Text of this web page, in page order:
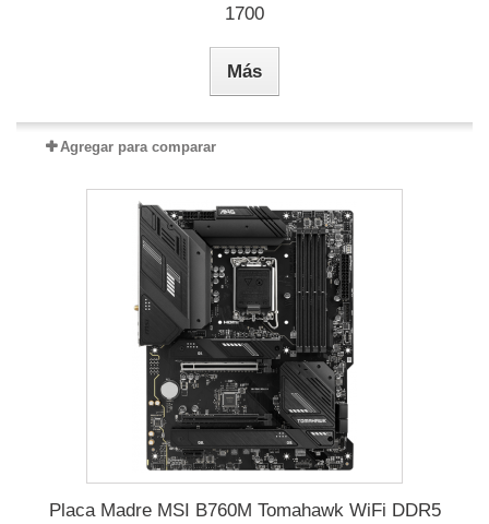
1700
Más
Agregar para comparar
Placa Madre MSI B760M Tomahawk WiFi DDR5